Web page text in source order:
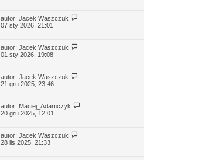
autor: Jacek Waszczuk
07 sty 2026, 21:01
autor: Jacek Waszczuk
01 sty 2026, 19:08
autor: Jacek Waszczuk
21 gru 2025, 23:46
autor: Maciej_Adamczyk
20 gru 2025, 12:01
autor: Jacek Waszczuk
28 lis 2025, 21:33